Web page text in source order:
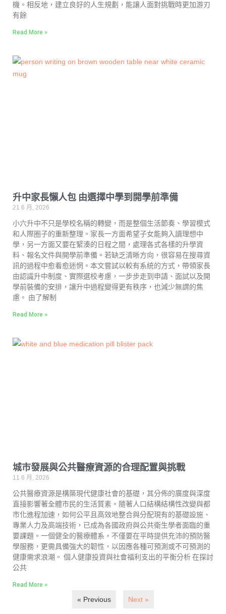
機。相反地，建立良好的人生規劃，能讓人面對挑戰時更加游刃
有餘
Read More »
升中家長懶人包 由選擇中學到開學前準備
21 6 月, 2026
小六升中不只是學校名稱的轉變，而是整個生活節奏、學習模式
和人際圈子的重新整理。家長一方面希望子女能夠入讀理想中
學，另一方面又要在緊湊的日程之間，處理各式各樣的升學資
料、報名文件與開學前準備。若缺乏清晰方向，很容易在搜尋資
訊的過程中愈看愈迷惘。本文嘗試以較有系統的方式，帶領家長
由認識升中制度、實際選校考慮，一步步走到申請、面試以及開
學前裝備的安排，讓升中過程變得更有秩序，也減少無謂的焦
慮。 由了解制
Read More »
城市發展與公共醫療資源的合理配置與挑戰
11 6 月, 2026
公共醫療資源是構築現代健康社會的基礎，其分佈的廣度與深度
直接影響著全體市民的生活質素。隨著人口結構結構性改變與都
市化進程加速，如何公平且高效地整合與分配現有的基礎設施、
專業人力及高端技術，已成為各國政府與公共衛生學者面臨的重
要課題。一個健全的醫療體系，不僅要在平時提供充沛的預防醫
學服務，更需具備強大的韌性，以因應各種可預測或不可預測的
健康需求浪潮。 個人健康投資與社會福利支出的平衡分析 在探討
公共
Read More »
« Previous Next »